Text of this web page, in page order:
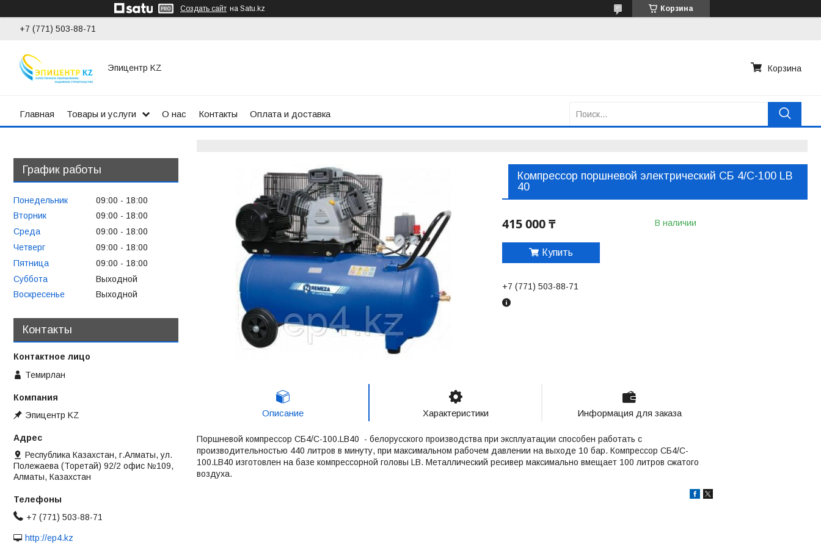
Создать сайт на Satu.kz Корзина
+7 (771) 503-88-71
Эпицентр KZ Корзина
Главная Товары и услуги О нас Контакты Оплата и доставка
Компрессор поршневой электрический СБ 4/С-100 LB
40
415 000 ₸ В наличии
Купить
+7 (771) 503-88-71
Описание Характеристики Информация для заказа
Поршневой компрессор CБ4/C-100.LB40 - белорусского производства при эксплуатации способен работать с
производительностью 440 литров в минуту, при максимальном рабочем давлении на выходе 10 бар. Компрессор CБ4/C-
100.LB40 изготовлен на базе компрессорной головы LB. Металлический ресивер максимально вмещает 100 литров сжатого
воздуха.
График работы
Понедельник 09:00
18:00
Вторник
09:00
18:00
Среда
09:00
18:00
Четверг
09:00
18:00
Пятница
09:00
18:00
Суббота
Выходной
Воскресенье
Выходной
Контакты
Темирлан
Эпицентр KZ
Республика Казахстан, г.Алматы, ул.
Полежаева (Торетай) 92/2 офис №109,
Алматы, Казахстан
+7 (771) 503-88-71
http://ep4.kz